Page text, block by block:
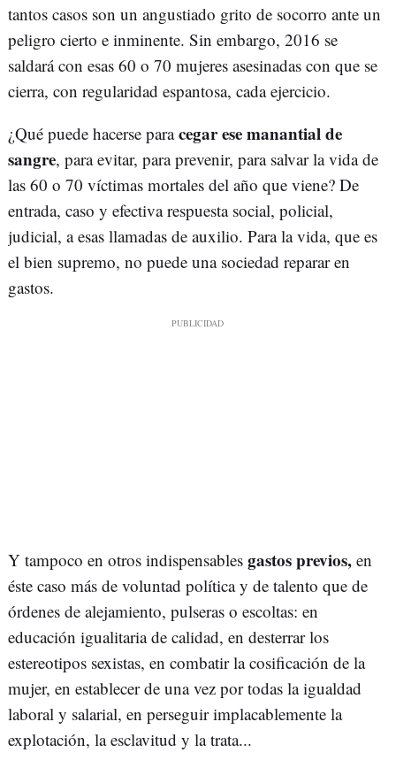
tantos casos son un angustiado grito de socorro ante un
peligro cierto e inminente. Sin embargo, 2016 se
saldará con esas 60 o 70 mujeres asesinadas con que se
cierra, con regularidad espantosa, cada ejercicio.
¿Qué puede hacerse paracegar ese manantial de
sangre, para evitar, para prevenir, para salvar la vida de
las 60 o 70 víctimas mortales del año que viene? De
entrada, caso y efectiva respuesta social, policial,
judicial, a esas llamadas de auxilio. Para la vida, que es
el bien supremo, no puede una sociedad reparar en
gastos.
Y tampoco en otros indispensables gastos previos, en
éste caso más de voluntad política y de talento que de
órdenes de alejamiento, pulseras o escoltas: en
educación igualitaria de calidad, en desterrar los
estereotipos sexistas, en combatir la cosificación de la
mujer, en establecer de una vez por todas la igualdad
laboral y salarial, en perseguir implacablemente la
explotación, la esclavitud y la trata...